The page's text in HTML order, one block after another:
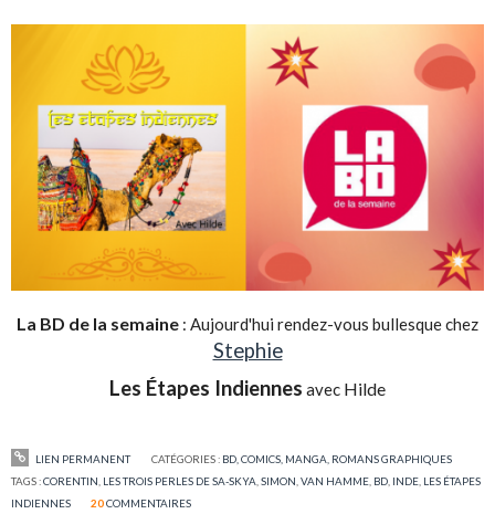
La BD de la semaine : Aujourd'hui rendez-vous bullesque chez
Stephie
Les Étapes Indiennes avec Hilde
LIEN PERMANENT CATÉGORIES : BD, COMICS, MANGA, ROMANS GRAPHIQUES
TAGS :CORENTIN LES TROIS PERLES DE SA-SKYA ,SIMON ,VAN HAMME BD INDE LES ÉTAPES
INDIENNES
20COMMENTAIRES